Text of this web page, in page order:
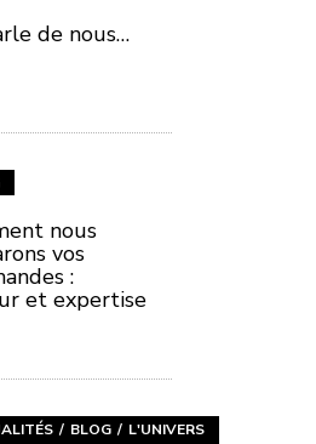
de nous…
nous
vos
:
et expertise
BLOG
L'UNIVERS